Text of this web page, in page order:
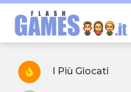
I Più Giocati